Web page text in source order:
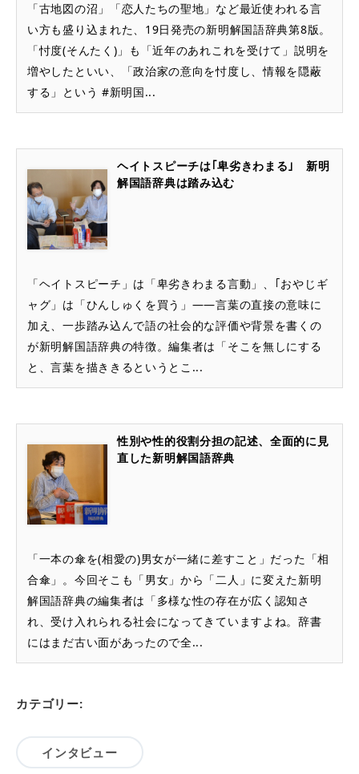
「古地図の沼」「恋人たちの聖地」など最近使われる言
い方も盛り込まれた、19日発売の新明解国語辞典第8版。
「忖度(そんたく)」も「近年のあれこれを受けて」説明を
増やしたといい、「政治家の意向を忖度し、情報を隠蔽
する」という #新明国...
ヘイトスピーチは｢卑劣きわまる｣ 新明
解国語辞典は踏み込む
「ヘイトスピーチ」は「卑劣きわまる言動」、｢おやじギ
ャグ」は「ひんしゅくを買う」――言葉の直接の意味に
加え、一歩踏み込んで語の社会的な評価や背景を書くの
が新明解国語辞典の特徴。編集者は「そこを無しにする
と、言葉を描ききるというとこ...
性別や性的役割分担の記述、全面的に見
直した新明解国語辞典
「一本の傘を(相愛の)男女が一緒に差すこと」だった「相
合傘」。今回そこも「男女」から「二人」に変えた新明
解国語辞典の編集者は「多様な性の存在が広く認知さ
れ、受け入れられる社会になってきていますよね。辞書
にはまだ古い面があったので全...
カテゴリー:
インタビュー